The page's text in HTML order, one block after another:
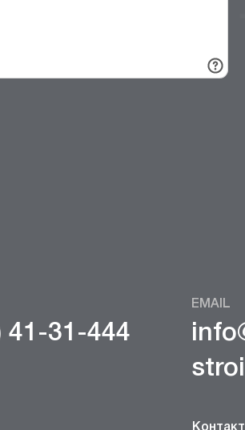
41-31-444
EMAIL